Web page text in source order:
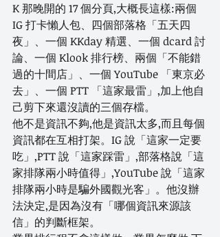
K 那晚開的 17 個分頁,大概長這樣:兩個
IG 打卡懶人包、四個部落格「五天四
夜」、一個 KKday 精選、一個 dcard 討
論、一個 Klook 排行榜、兩個「不能錯
過的十間店」、一個 YouTube 「東京必
去」、一個 PTT 「這家最雷」,加上他自
己剪下來還沒讀的三個存檔。
他不是資訊不夠,他是資訊太多,而且每個
資訊都在互相打架。IG 說「這家一定要
吃」,PTT 說「這家踩雷」,部落格說「這
家排隊兩小時值得」,YouTube 說「這家
排隊兩小時是騙外國觀光客」。他沒辦
法決定,是因為沒有「哪個資訊來源該
信」的判斷框架。